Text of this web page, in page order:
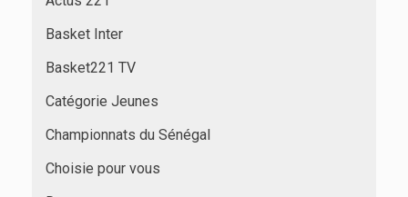
Basket Inter
Basket221 TV
Catégorie Jeunes
Championnats du Sénégal
Choisie pour vous